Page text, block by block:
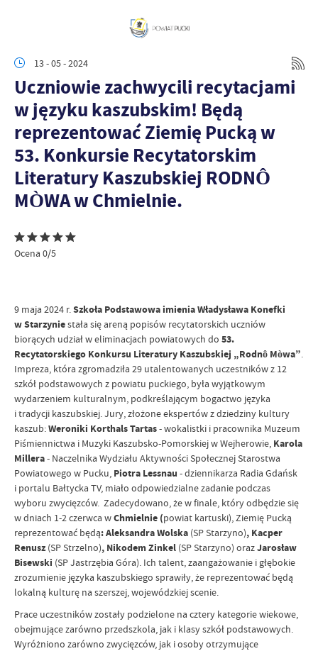
13 - 05 - 2024
Uczniowie zachwycili recytacjami
w języku kaszubskim! Będą
reprezentować Ziemię Pucką w
53. Konkursie Recytatorskim
Literatury Kaszubskiej RODNÔ
MÒWA w Chmielnie.
Ocena 0/5
9 maja 2024 r.Szkoła Podstawowa imienia Władysława Konefki
w Starzyniestała się areną popisów recytatorskich uczniów
biorących udział w eliminacjach powiatowych do 53.
Recytatorskiego Konkursu Literatury Kaszubskiej „Rodnô Mòwa”.
Impreza, która zgromadziła 29 utalentowanych uczestników z 12
szkół podstawowych z powiatu puckiego, była wyjątkowym
wydarzeniem kulturalnym, podkreślającym bogactwo języka
i tradycji kaszubskiej. Jury, złożone ekspertów z dziedziny kultury
kaszub:Weroniki Korthals Tartas- wokalistki i pracownika Muzeum
Piśmiennictwa i Muzyki Kaszubsko-Pomorskiej w Wejherowie, Karola
Millera- Naczelnika Wydziału Aktywności Społecznej Starostwa
Powiatowego w Pucku, Piotra Lessnau - dziennikarza Radia Gdańsk
i portalu Bałtycka TV, miało odpowiedzialne zadanie podczas
wyboru zwycięzców. Zadecydowano, że w finale, który odbędzie się
w dniach 1-2 czerwca wChmielnie (powiat kartuski), Ziemię Pucką
reprezentować będą: Aleksandra Wolska (SP Starzyno), Kacper
Renusz (SP Strzelno), Nikodem Zinkel (SP Starzyno) orazJarosław
Bisewski (SP Jastrzębia Góra). Ich talent, zaangażowanie i głębokie
zrozumienie języka kaszubskiego sprawiły, że reprezentować będą
lokalną kulturę na szerszej, wojewódzkiej scenie.
Prace uczestników zostały podzielone na cztery kategorie wiekowe,
obejmujące zarówno przedszkola, jak i klasy szkół podstawowych.
Wyróżniono zarówno zwycięzców, jak i osoby otrzymujące